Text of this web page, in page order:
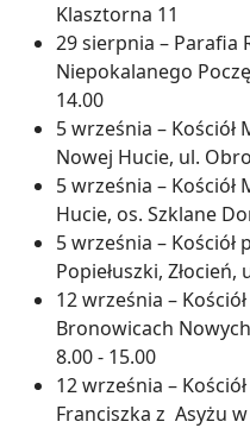
Klasztorna 11
29 sierpnia – Parafia
Niepokalanego
14.00
5 września –
Nowej Hucie, ul.
5 września –
Hucie, os. Szklane
5 września – Kościół
Popiełuszki, Złocień,
12 września –
Bronowicach
8.00 - 15.00
12 września –
Franciszka z Asyżu